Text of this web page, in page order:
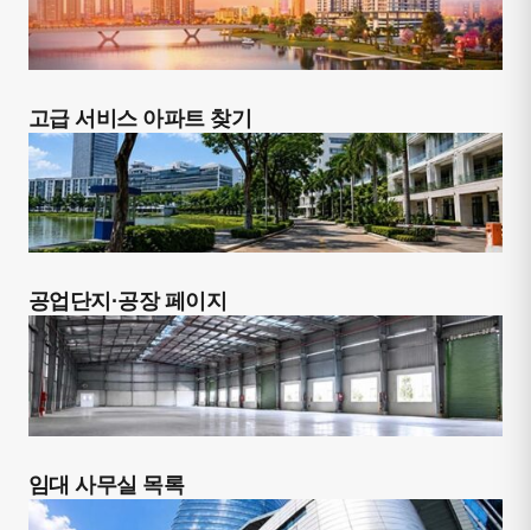
고급 서비스 아파트 찾기
공업단지·공장 페이지
임대 사무실 목록